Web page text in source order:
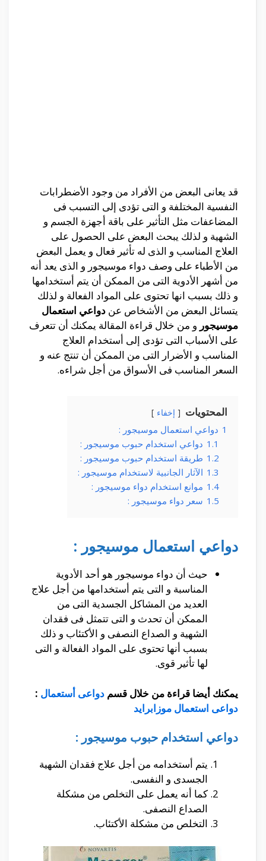
قد يعانى البعض من الأفراد من وجود الأضطرابات
النفسية المختلفة و التى تؤدى إلى التسبب فى
المضاعفات مثل التأثير على باقة أجهزة الجسم و
الشهية و لذلك يبحث البعض على الحصول على
العلاج المناسب و الذى له تأثير فعال و يعمل البعض
من الأطباء على وصف دواء موسيجور و الذى يعد أنه
من أشهر الأدوية التى من الممكن أن يتم أستخدامها
و ذلك بسبب انها تحتوى على المواد الفعالة و لذلك
يتسائل البعض من الأشخاص عن دواعي استعمال
موسيجور و من خلال قراءة المقالة يمكنك أن تتعرف
على الأسباب التى تؤدى إلى أستخدام العلاج
المناسب و الأضرار التى من الممكن أن تنتج عنه و
السعر المناسب فى الأسواق من أجل شراءه.
المحتويات إخفاء
1 دواعي استعمال موسيجور :
1.1 دواعي استخدام حبوب موسيجور :
1.2 طريقة استخدام حبوب موسيجور :
1.3 الآثار الجانبية لاستخدام موسيجور :
1.4 موانع استخدام دواء موسيجور :
1.5 سعر دواء موسيجور :
دواعي استعمال موسيجور :
حيث أن دواء موسيجور هو أحد الأدوية
المناسبة و التى يتم أستخدامها من أجل علاج
العديد من المشاكل الجسدية التى من
الممكن أن تحدث و التى تتمثل فى فقدان
الشهية و الصداع النصفى و الأكتئاب و ذلك
بسبب أنها تحتوى على المواد الفعالة و التى
لها تأثير قوى.
يمكنك أيضا قراءة من خلال قسم دواعى أستعمال :
دواعى استعمال موزابرايد
دواعي استخدام حبوب موسيجور :
يتم أستخدامه من أجل علاج فقدان الشهية
الجسدى و النفسى.
كما أنه يعمل على التخلص من مشكلة
الصداع النصفى.
التخلص من مشكلة الأكتئاب.